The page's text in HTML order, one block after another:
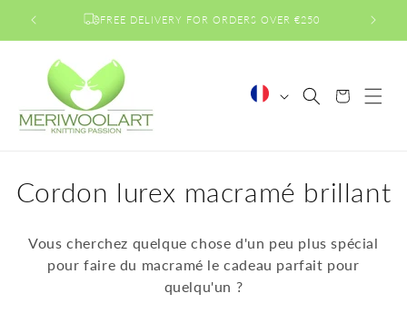
passer
FREE DELIVERY FOR ORDERS OVER €250
u
e
Panier
C
Cordon lurex macramé brillant
Vous cherchez quelque chose d'un peu plus spécial
pour faire du macramé le cadeau parfait pour
quelqu'un ?